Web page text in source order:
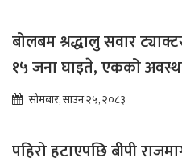
बोलबम श्रद्धालु सवार
१५ जना घाइते, एकको
सोमबार, साउन २५, २०८३
पहिरो हटाएपछि बीपी